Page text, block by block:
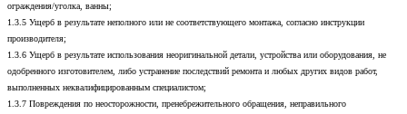
ограждения/уголка, ванны;
1.3.5 Ущерб в результате неполного или не соответствующего монтажа, согласно инструкции
производителя;
1.3.6 Ущерб в результате использования неоригинальной детали, устройства или оборудования, не
одобренного изготовителем, либо устранение последствий ремонта и любых других видов работ,
выполненных неквалифицированным специалистом;
1.3.7 Повреждения по неосторожности, пренебрежительного обращения, неправильного